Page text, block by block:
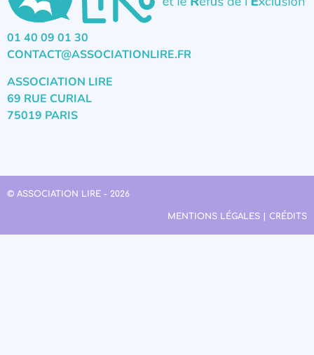
01 40 09 01 30
CONTACT@ASSOCIATIONLIRE.FR
ASSOCIATION LIRE
69 RUE CURIAL
75019 PARIS
© ASSOCIATION LIRE - 2026
MENTIONS LÉGALES | CRÉDITS